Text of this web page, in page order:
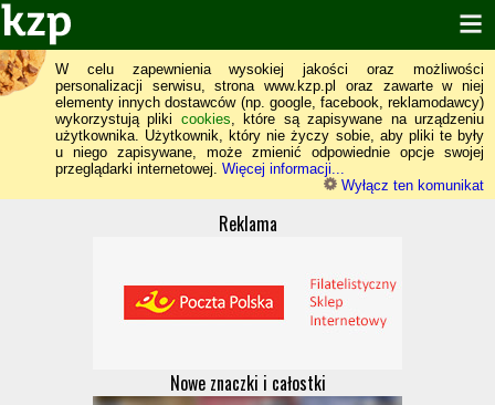
W celu zapewnienia wysokiej jakości oraz możliwości
personalizacji serwisu, strona www.kzp.pl oraz zawarte w niej
elementy innych dostawców (np. google, facebook, reklamodawcy)
wykorzystują pliki cookies, które są zapisywane na urządzeniu
użytkownika. Użytkownik, który nie życzy sobie, aby pliki te były
u niego zapisywane, może zmienić odpowiednie opcje swojej
przeglądarki internetowej. Więcej informacji...
Wyłącz ten komunikat
Reklama
Nowe znaczki i całostki